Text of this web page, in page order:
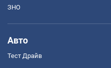
ЗНО
Авто
Тест Драйв